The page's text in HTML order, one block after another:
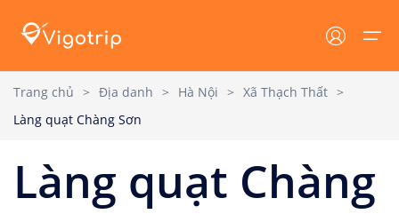
Trang chủ
Lưu trú
Tất cả
Tin tức VIGOTRIP
Trang chủ > Địa danh > Hà Nội > Xã Thạch Thất >
Làng quạt Chàng Sơn
Làng quạt Chàng